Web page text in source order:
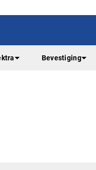
Bevestiging